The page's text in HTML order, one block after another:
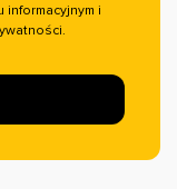
informacyjnym i